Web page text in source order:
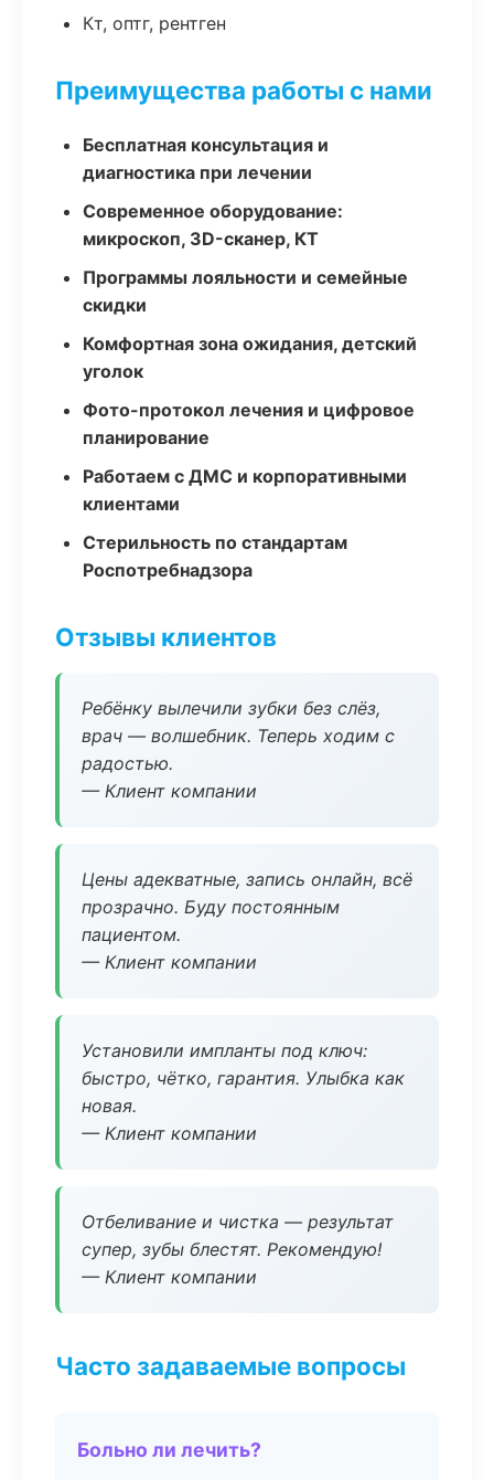
Кт, оптг, рентген
Преимущества работы с нами
Бесплатная консультация и
диагностика при лечении
Современное оборудование:
микроскоп, 3D-сканер, КТ
Программы лояльности и семейные
скидки
Комфортная зона ожидания, детский
уголок
Фото-протокол лечения и цифровое
планирование
Работаем с ДМС и корпоративными
клиентами
Стерильность по стандартам
Роспотребнадзора
Отзывы клиентов
Ребёнку вылечили зубки без слёз,
врач — волшебник. Теперь ходим с
радостью.
— Клиент компании
Цены адекватные, запись онлайн, всё
прозрачно. Буду постоянным
пациентом.
— Клиент компании
Установили импланты под ключ:
быстро, чётко, гарантия. Улыбка как
новая.
— Клиент компании
Отбеливание и чистка — результат
супер, зубы блестят. Рекомендую!
— Клиент компании
Часто задаваемые вопросы
Больно ли лечить?